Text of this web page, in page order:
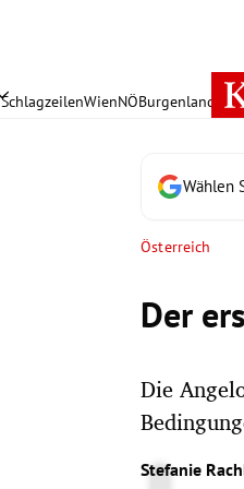
SchlagzeilenWienNÖBurgenland
Wählen
Österreich
Der
Die
Stefanie